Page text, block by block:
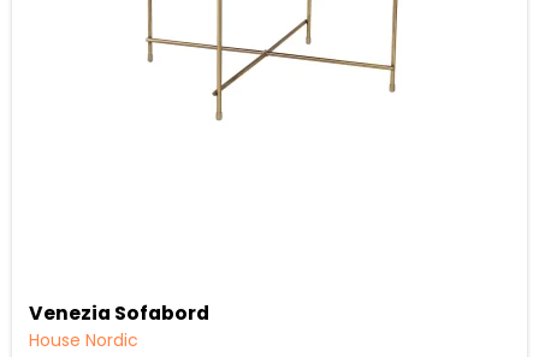
Venezia Sofabord
House Nordic